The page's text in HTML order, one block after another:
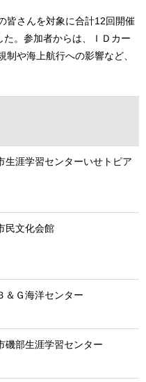
皆さんを対象に合計12回開催
。参加者からは、ＩＤカー
制や海上航行への影響など、
生涯学習センターいせトピア
民文化会館
＆Ｇ海洋センター
磯部生涯学習センター